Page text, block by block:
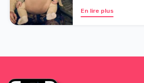
En lire plus